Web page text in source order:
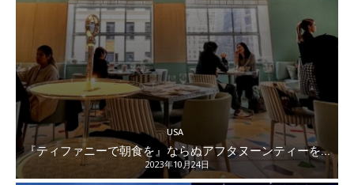
USA
『ティファニーで朝食を』ならぬアフタヌーンティーを...
2023年10月24日